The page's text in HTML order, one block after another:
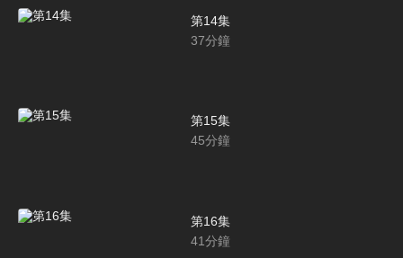
第14集
37分鐘
第15集
45分鐘
第16集
41分鐘